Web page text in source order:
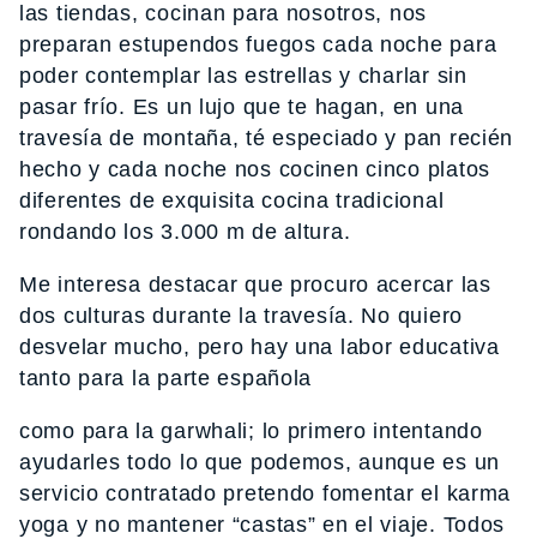
las tiendas, cocinan para nosotros, nos
preparan estupendos fuegos cada noche para
poder contemplar las estrellas y charlar sin
pasar frío. Es un lujo que te hagan, en una
travesía de montaña, té especiado y pan recién
hecho y cada noche nos cocinen cinco platos
diferentes de exquisita cocina tradicional
rondando los 3.000 m de altura.
Me interesa destacar que procuro acercar las
dos culturas durante la travesía. No quiero
desvelar mucho, pero hay una labor educativa
tanto para la parte española
como para la garwhali; lo primero intentando
ayudarles todo lo que podemos, aunque es un
servicio contratado pretendo fomentar el karma
yoga y no mantener “castas” en el viaje. Todos